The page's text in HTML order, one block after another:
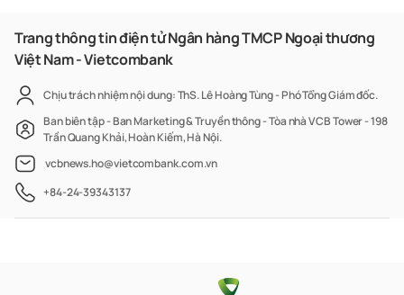
Trang thông tin điện tử Ngân hàng TMCP Ngoại thương
Việt Nam - Vietcombank
Chịu trách nhiệm nội dung: ThS. Lê Hoàng Tùng - Phó Tổng Giám đốc.
Ban biên tập - Ban Marketing & Truyền thông - Tòa nhà VCB Tower - 198
Trần Quang Khải, Hoàn Kiếm, Hà Nội.
vcbnews.ho@vietcombank.com.vn
+84-24-39343137